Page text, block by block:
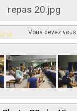
repas 20.jpg
Vous devez vous